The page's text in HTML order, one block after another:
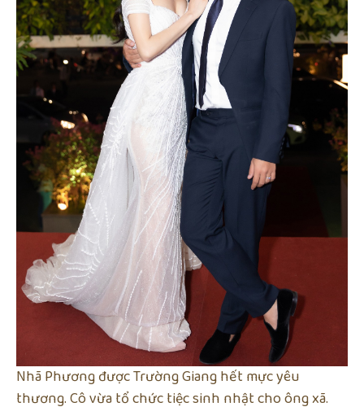
Nhã Phương được Trường Giang hết mực yêu
thương. Cô vừa tổ chức tiệc sinh nhật cho ông xã.